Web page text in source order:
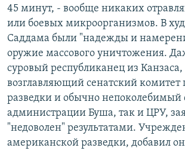
45 минут, - вообще никаких
или боевых микроорганизмов. В
Саддама были "надежды и
оружие массового уничтожения.
суровый республиканец из Канзаса,
возглавляющий сенатский комитет
разведки и обычно непоколебимый
администрации Буша, так и ЦРУ,
"недоволен" результатами.
американской разведки, добавил